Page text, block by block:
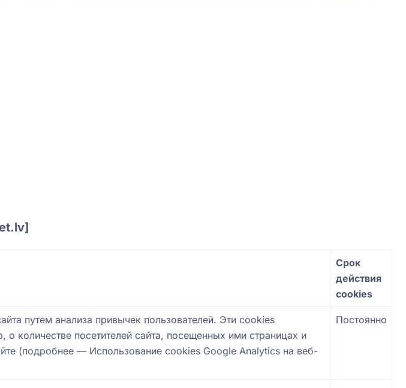
]
Срок
действия
cookies
путем анализа привычек пользователей. Эти cookies
количестве посетителей сайта, посещенных ими страницах и
(подробнее — Использование cookies Google Analytics на веб-
Постоянно